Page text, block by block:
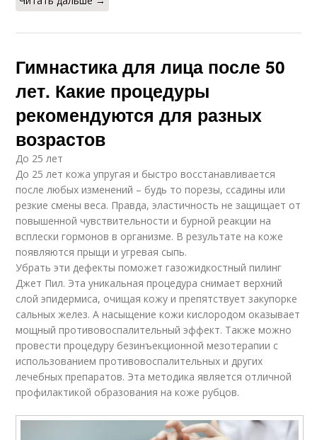
Гимнастика для лица после 50
лет. Какие процедуры
рекомендуются для разных
возрастов
До 25 лет
До 25 лет кожа упругая и быстро восстанавливается
после любых изменений – будь то порезы, ссадины или
резкие смены веса. Правда, эластичность не защищает от
повышенной чувствительности и бурной реакции на
всплески гормонов в организме. В результате на коже
появляются прыщи и угревая сыпь.
Убрать эти дефекты поможет газожидкостный пилинг
Джет Пил. Эта уникальная процедура снимает верхний
слой эпидермиса, очищая кожу и препятствует закупорке
сальных желез. А насыщение кожи кислородом оказывает
мощный противовоспалительный эффект. Также можно
провести процедуру безинъекционной мезотерапии с
использованием противовоспалительных и других
лечебных препаратов. Эта методика является отличной
профилактикой образования на коже рубцов.